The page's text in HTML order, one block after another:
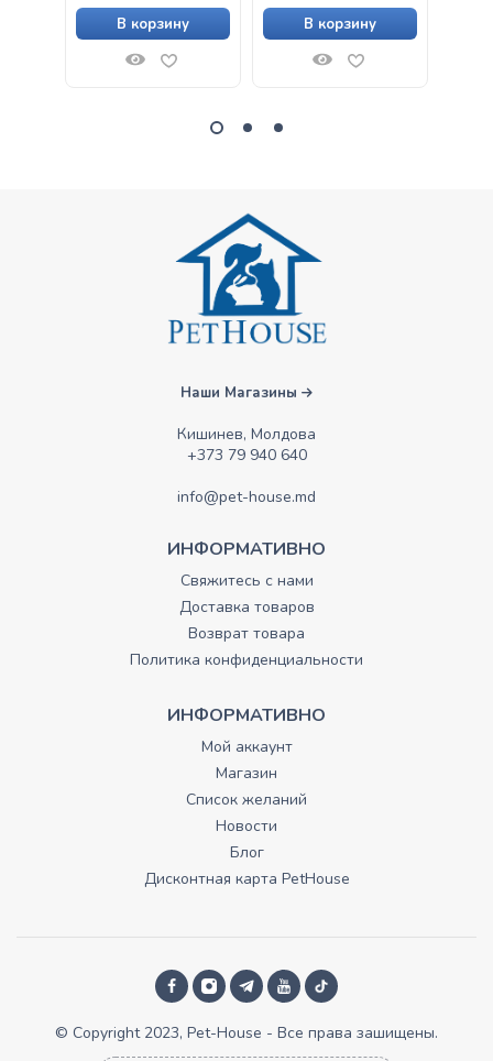
В корзину В корзину
Наши Магазины
Кишинев, Молдова
+373 79 940 640
info@pet-house.md
ИНФОРМАТИВНО
Свяжитесь с нами
Доставка товаров
Возврат товара
Политика конфиденциальности
ИНФОРМАТИВНО
Мой аккаунт
Магазин
Список желаний
Новости
Блог
Дисконтная карта PetHouse
© Copyright 2023, Pet-House - Все права зашищены.